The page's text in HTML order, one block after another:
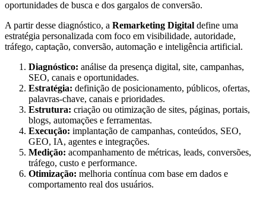
oportunidades de busca e dos gargalos de conversão.
A partir desse diagnóstico, a Remarketing Digital define uma
estratégia personalizada com foco em visibilidade, autoridade,
tráfego, captação, conversão, automação e inteligência artificial.
Diagnóstico: análise da presença digital, site, campanhas,
SEO, canais e oportunidades.
Estratégia: definição de posicionamento, públicos, ofertas,
palavras-chave, canais e prioridades.
Estrutura: criação ou otimização de sites, páginas, portais,
blogs, automações e ferramentas.
Execução: implantação de campanhas, conteúdos, SEO,
GEO, IA, agentes e integrações.
Medição: acompanhamento de métricas, leads, conversões,
tráfego, custo e performance.
Otimização: melhoria contínua com base em dados e
comportamento real dos usuários.